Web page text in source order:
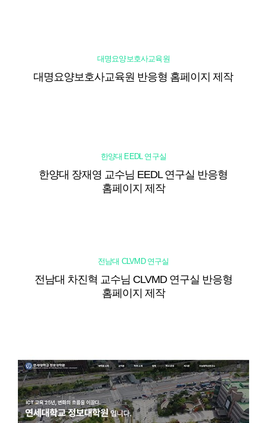
대명요양보호사교육원
대명요양보호사교육원 반응형 홈페이지 제작
한양대 EEDL 연구실
한양대 장재영 교수님 EEDL 연구실 반응형
홈페이지 제작
전남대 CLVMD 연구실
전남대 차진혁 교수님 CLVMD 연구실 반응형
홈페이지 제작